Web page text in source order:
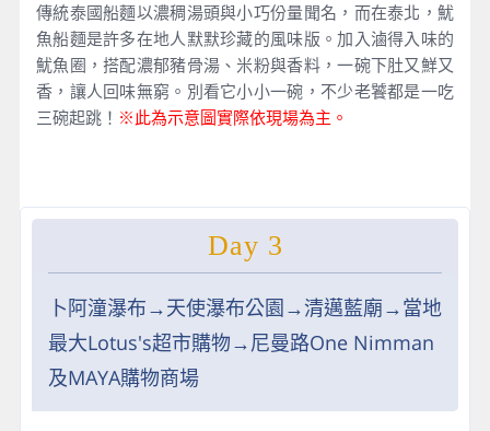
傳統泰國船麵以濃稠湯頭與小巧份量聞名，而在泰北，魷
魚船麵是許多在地人默默珍藏的風味版。加入滷得入味的
魷魚圈，搭配濃郁豬骨湯、米粉與香料，一碗下肚又鮮又
香，讓人回味無窮。別看它小小一碗，不少老饕都是一吃
三碗起跳！ ※此為示意圖實際依現場為主。
Day 3
卜阿潼瀑布→天使瀑布公園→清邁藍廟→當地
最大Lotus's超市購物→尼曼路One Nimman
及MAYA購物商場